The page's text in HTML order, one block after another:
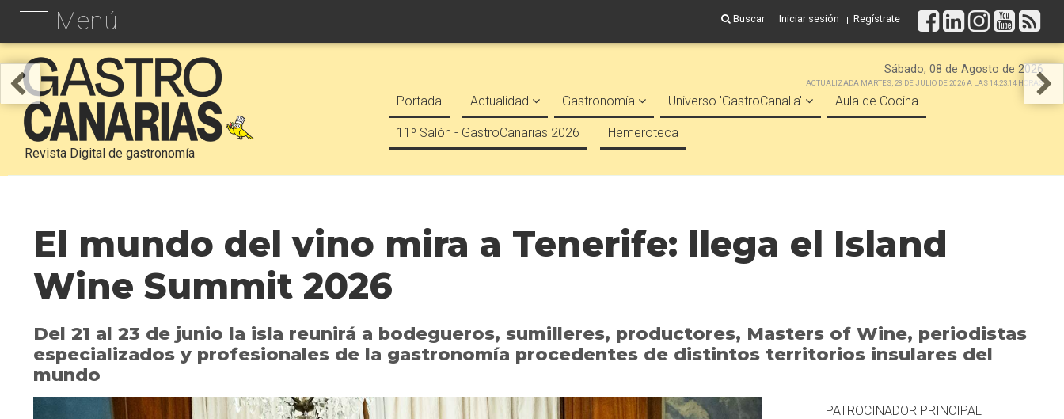
Menú Buscar Iniciar sesión Regístrate
Revista Digital de gastronomía
Sábado, 08 de Agosto de 2026
ACTUALIZADA MARTES, 28 DE JULIO DE 2026 A LAS 14:23:14 HORAS
Portada Actualidad Gastronomía Universo 'GastroCanalla' Aula de Cocina
11º Salón - GastroCanarias 2026 Hemeroteca
El mundo del vino mira a Tenerife: llega el Island
Wine Summit 2026
Del 21 al 23 de junio la isla reunirá a bodegueros, sumilleres, productores, Masters of Wine, periodistas
especializados y profesionales de la gastronomía procedentes de distintos territorios insulares del
mundo
PATROCINADOR PRINCIPAL